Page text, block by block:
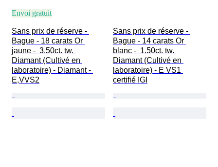
Envoi gratuit
Sans prix de réserve -
Bague - 18 carats Or
jaune -  3.50ct. tw.
Diamant (Cultivé en
laboratoire) - Diamant -
E,VVS2
Sans prix de réserve -
Bague - 14 carats Or
blanc -  1.50ct. tw.
Diamant (Cultivé en
laboratoire) - E VS1
certifié IGI